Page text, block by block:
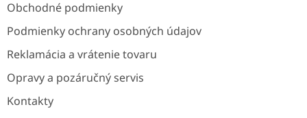
Obchodné podmienky
Podmienky ochrany osobných údajov
Reklamácia a vrátenie tovaru
Opravy a pozáručný servis
Kontakty